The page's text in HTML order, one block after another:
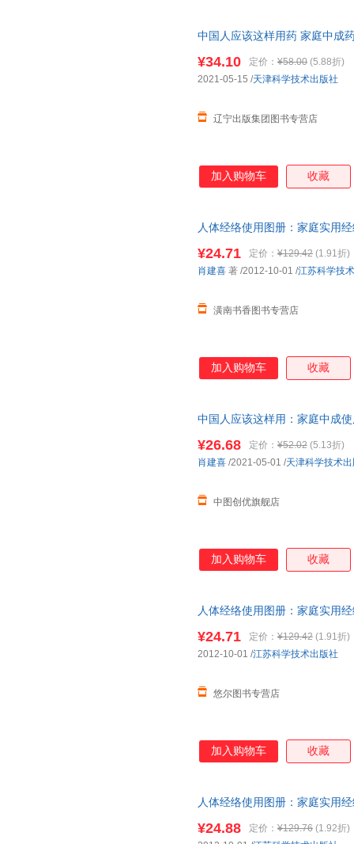
中国人应该这样用药 家庭中成
¥34.10 定价： ¥58.00 (5.88折)
辽宁出版集团图书专营店
2021-05-15 /天津科学技术出版社
加入购物车 收藏
人体经络使用图册：家庭实用
¥24.71 定价： ¥129.42 (1.91折)
潢南书香图书专营店
肖建喜 著 /2012-10-01 /江苏科学技
加入购物车 收藏
中国人应该这样用：家庭中成
¥26.68 定价： ¥52.02 (5.13折)
中图创优旗舰店
肖建喜 /2021-05-01 /天津科学技术
加入购物车 收藏
人体经络使用图册：家庭实用
¥24.71 定价： ¥129.42 (1.91折)
悠尔图书专营店
2012-10-01 /江苏科学技术出版社
加入购物车 收藏
人体经络使用图册：家庭实用
¥24.88 定价： ¥129.76 (1.92折)